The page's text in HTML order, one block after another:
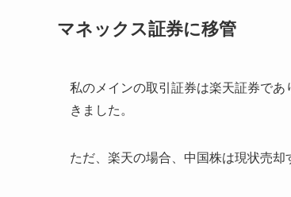
マネックス証券に移管
私のメインの取引証券は楽天証券で
きました。
ただ、楽天の場合、中国株は現状売却